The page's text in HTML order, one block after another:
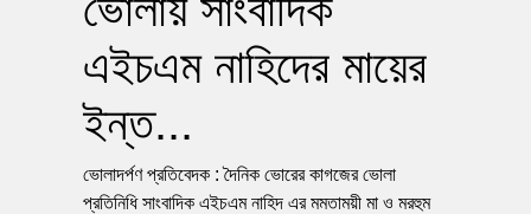
এইচএম নাহিদের মায়ের
ইন্ত...
ভোলাদর্পণ প্রতিবেদক : দৈনিক ভোরের কাগজের ভোলা
প্রতিনিধি সাংবাদিক এইচএম নাহিদ এর মমতাময়ী মা ও মরহুম